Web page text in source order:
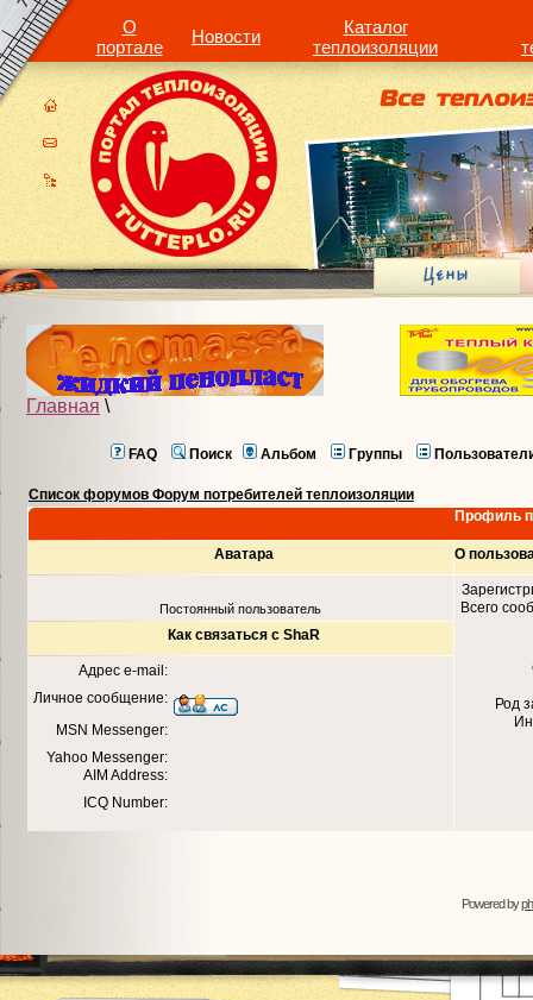
О
портале
Новости
Каталог
теплоизоляции
Главная \
FAQ Поиск Альбом Группы
Список форумов Форум потребителей теплоизоляции
Профиль
Аватара О
Постоянный пользователь
Всего
Род
Как связаться с ShaR
Адрес e-mail:
Личное сообщение:
MSN Messenger:
Yahoo Messenger:
AIM Address:
ICQ Number:
Powered by